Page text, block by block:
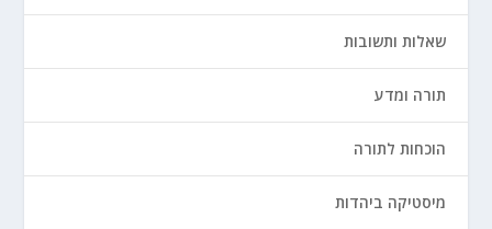
שאלות ותשובות
תורה ומדע
הוכחות לתורה
מיסטיקה ביהדות